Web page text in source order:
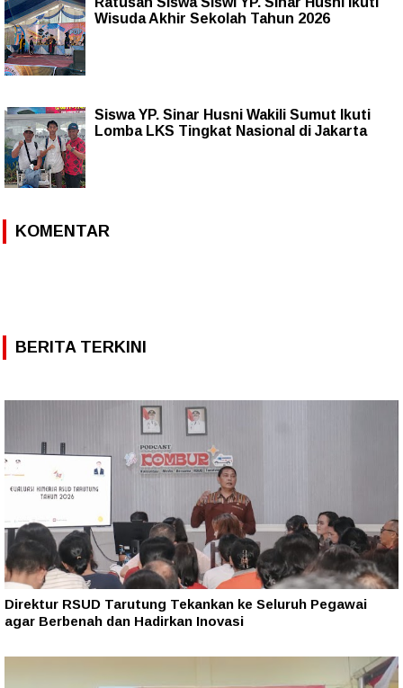
Wisuda Akhir Sekolah Tahun 2026
Siswa YP. Sinar Husni Wakili Sumut Ikuti
Lomba LKS Tingkat Nasional di Jakarta
KOMENTAR
BERITA TERKINI
Direktur RSUD Tarutung Tekankan ke Seluruh Pegawai
agar Berbenah dan Hadirkan Inovasi